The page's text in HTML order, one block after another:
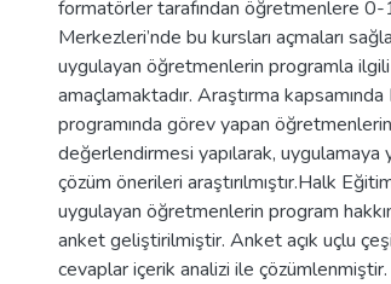
formatörler tarafından öğretmenlere
Merkezleri’nde bu kursları açmaları
uygulayan öğretmenlerin programla
amaçlamaktadır. Araştırma
programında görev yapan
değerlendirmesi yapılarak,
çözüm önerileri araştırılmıştır.Halk
uygulayan öğretmenlerin program
anket geliştirilmiştir. Anket açık uçlu
cevaplar içerik analizi ile